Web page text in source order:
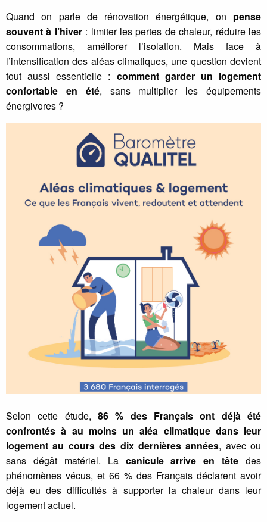
Quand on parle de rénovation énergétique, on pense
souvent à l’hiver: limiter les pertes de chaleur, réduire les
consommations, améliorer l’isolation. Mais face à
l’intensification des aléas climatiques, une question devient
tout aussi essentielle : comment garder un logement
confortable en été, sans multiplier les équipements
énergivores ?
Selon cette étude, 86 % des Français ont déjà été
confrontés à au moins un aléa climatique dans leur
logement au cours des dix dernières années, avec ou
sans dégât matériel. La canicule arrive en tête des
phénomènes vécus, et 66 % des Français déclarent avoir
déjà eu des difficultés à supporter la chaleur dans leur
logement actuel.